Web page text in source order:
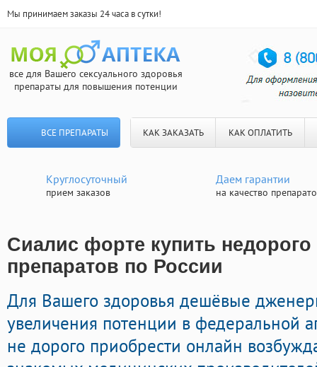
Мы принимаем заказы 24 часа в сутки!
все для Вашего сексуального здоровья
препараты для повышения потенции
ВСЕ ПРЕПАРАТЫ КАК ЗАКАЗАТЬ КАК ОПЛАТИТЬ
Круглосуточный
прием заказов
Даем гарантии
на качество
Сиалис форте купить недорого
препаратов по России
Для Вашего здоровья дешёвые
увеличения потенции в федеральной
не дорого приобрести онлайн